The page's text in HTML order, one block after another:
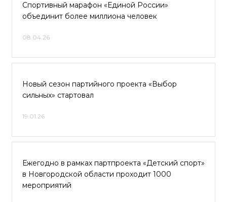
Спортивный марафон «Единой России»
объединит более миллиона человек
08.04.26
Новый сезон партийного проекта «Выбор
сильных» стартовал
19.01.26
Ежегодно в рамках партпроекта «Детский спорт»
в Новгородской области проходит 1000
мероприятий